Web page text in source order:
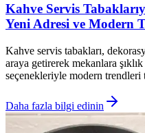
Kahve Servis
Yeni Adresi ve Modern
Kahve servis tabakları,
araya getirerek mekanlara
seçenekleriyle modern trendleri
Daha fazla bilgi edinin